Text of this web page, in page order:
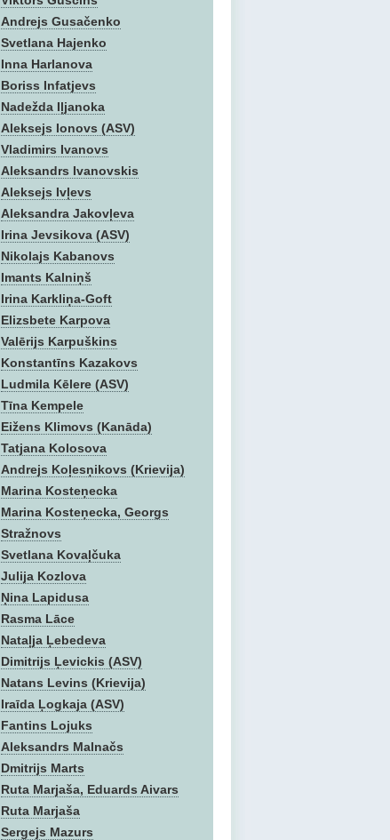
Andrejs Gusačenko
Svetlana Hajenko
Inna Harlanova
Boriss Infatjevs
Nadežda Iļjanoka
Aleksejs Ionovs (ASV)
Vladimirs Ivanovs
Aleksandrs Ivanovskis
Aleksejs Ivļevs
Aleksandra Jakovļeva
Irina Jevsikova (ASV)
Nikolajs Kabanovs
Imants Kalniņš
Irina Karkliņa-Goft
Elizsbete Karpova
Valērijs Karpuškins
Konstantīns Kazakovs
Ludmila Kēlere (ASV)
Tīna Kempele
Eižens Klimovs (Kanāda)
Tatjana Kolosova
Andrejs Koļesņikovs (Krievija)
Marina Kosteņecka
Marina Kosteņecka, Georgs
Stražnovs
Svetlana Kovaļčuka
Julija Kozlova
Ņina Lapidusa
Rasma Lāce
Nataļja Ļebedeva
Dimitrijs Ļevickis (ASV)
Natans Levins (Krievija)
Iraīda Ļogkaja (ASV)
Fantins Lojuks
Aleksandrs Malnačs
Dmitrijs Marts
Ruta Marjaša, Eduards Aivars
Ruta Marjaša
Sergejs Mazurs